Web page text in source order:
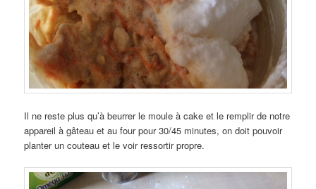
Il ne reste plus qu’à beurrer le moule à cake et le remplir de notre
appareil à gâteau et au four pour 30/45 minutes, on doit pouvoir
planter un couteau et le voir ressortir propre.